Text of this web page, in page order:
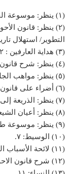
(١) ينظر: موسوعة الفقه والقضاء في الأحوال الشخصية: 10.
(٢) ينظر: قانون
التطوير/ استهلال
(۳) هدایة العارفین : ۳۸۸/۲.
(٤) ینظر: شرح قانون الاحوال الشخصیة رقم (۱۸۸): ۱۰-۱۱.
(٥) ینظر: مواهب الجلیل: ۸/ ۸۰.
(٦) أضراء على قانون الأحوال الشخصية: ٢٩.
(٧) ینظر: الذریعة إلی تصانیف الشیعة: ۱/ ٢٩٦.
(٨) ينظر: أعيان الشيعة: ٣/ ٤٩٠.
(٩) ينظر: موسوعة طبقات الفقهاء: 14 ق 2 / ص 902.
(١٠) الوسیط: ٧.
(١١) لائحة الأسباب الموجبة المرقم ١٨٨ لسنة ١٩٥٩
(١٢) شرح قانون الاحوال الشخصیة: ۱/ ۱۱۹.